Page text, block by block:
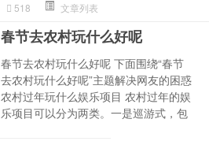
518 文章列表
春节去农村玩什么好呢
春节去农村玩什么好呢 下面围绕“春节
去农村玩什么好呢”主题解决网友的困惑
农村过年玩什么娱乐项目 农村过年的娱
乐项目可以分为两类。一是巡游式，包